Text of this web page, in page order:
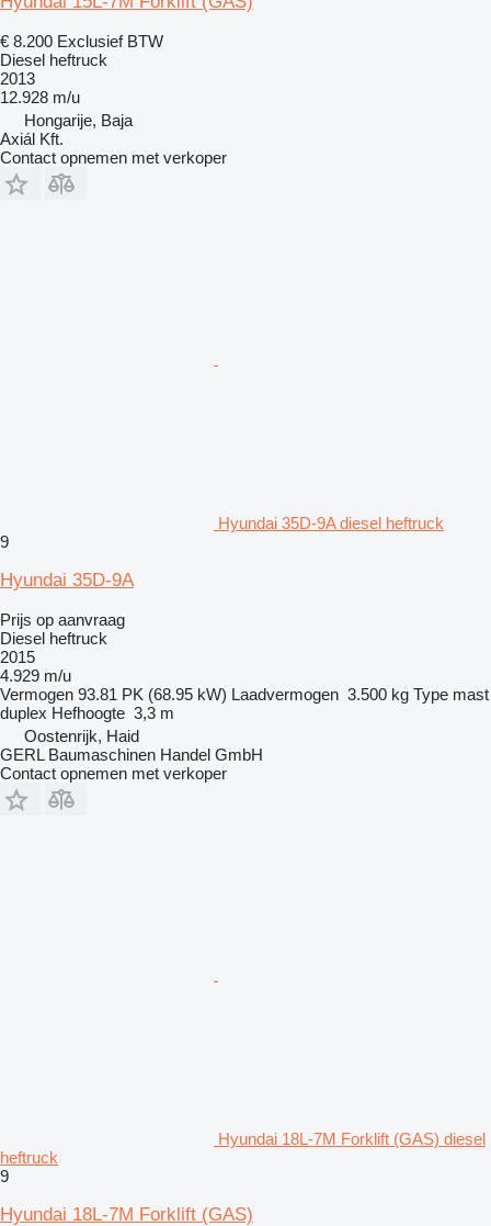
€ 8.200 Exclusief BTW
Diesel heftruck
2013
12.928 m/u
Hongarije, Baja
Axiál Kft.
Contact opnemen met verkoper
Hyundai 35D-9A diesel heftruck
9
Hyundai 35D-9A
Prijs op aanvraag
Diesel heftruck
2015
4.929 m/u
Vermogen 93.81 PK (68.95 kW) Laadvermogen 3.500 kg Type mast
duplex Hefhoogte 3,3 m
Oostenrijk, Haid
GERL Baumaschinen Handel GmbH
Contact opnemen met verkoper
Hyundai 18L-7M Forklift (GAS) diesel
heftruck
9
Hyundai 18L-7M Forklift (GAS)